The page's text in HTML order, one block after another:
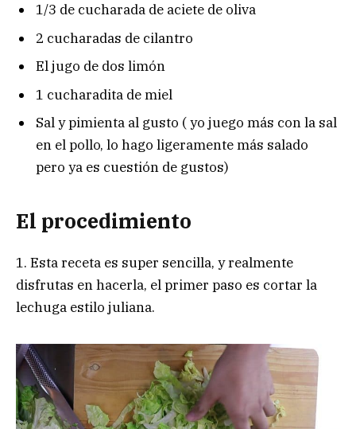
1/3 de cucharada de aciete de oliva
2 cucharadas de cilantro
El jugo de dos limón
1 cucharadita de miel
Sal y pimienta al gusto ( yo juego más con la sal
en el pollo, lo hago ligeramente más salado
pero ya es cuestión de gustos)
El procedimiento
1. Esta receta es super sencilla, y realmente
disfrutas en hacerla, el primer paso es cortar la
lechuga estilo juliana.